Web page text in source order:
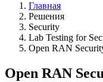
Главная
Решения
Security
Lab Testing for
Open RAN
Open RAN